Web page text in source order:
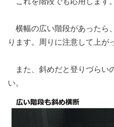
横幅の広い階段があったら
ります。周りに注意して上が
また、斜めだと登りづらい
い。